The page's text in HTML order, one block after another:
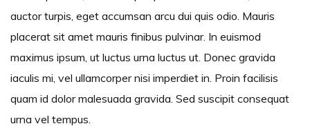
auctor turpis, eget accumsan arcu dui quis odio. Mauris
placerat sit amet mauris finibus pulvinar. In euismod
maximus ipsum, ut luctus urna luctus ut. Donec gravida
iaculis mi, vel ullamcorper nisi imperdiet in. Proin facilisis
quam id dolor malesuada gravida. Sed suscipit consequat
urna vel tempus.